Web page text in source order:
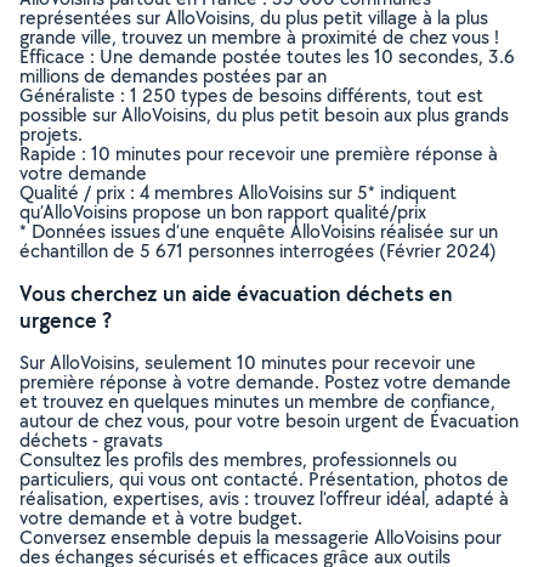
représentées sur AlloVoisins, du plus petit village à la plus
grande ville, trouvez un membre à proximité de chez vous !
Efficace : Une demande postée toutes les 10 secondes, 3.6
millions de demandes postées par an
Généraliste : 1 250 types de besoins différents, tout est
possible sur AlloVoisins, du plus petit besoin aux plus grands
projets.
Rapide : 10 minutes pour recevoir une première réponse à
votre demande
Qualité / prix : 4 membres AlloVoisins sur 5* indiquent
qu’AlloVoisins propose un bon rapport qualité/prix
* Données issues d’une enquête AlloVoisins réalisée sur un
échantillon de 5 671 personnes interrogées (Février 2024)
Vous cherchez un aide évacuation déchets en
urgence ?
Sur AlloVoisins, seulement 10 minutes pour recevoir une
première réponse à votre demande. Postez votre demande
et trouvez en quelques minutes un membre de confiance,
autour de chez vous, pour votre besoin urgent de Évacuation
déchets - gravats
Consultez les profils des membres, professionnels ou
particuliers, qui vous ont contacté. Présentation, photos de
réalisation, expertises, avis : trouvez l'offreur idéal, adapté à
votre demande et à votre budget.
Conversez ensemble depuis la messagerie AlloVoisins pour
des échanges sécurisés et efficaces grâce aux outils